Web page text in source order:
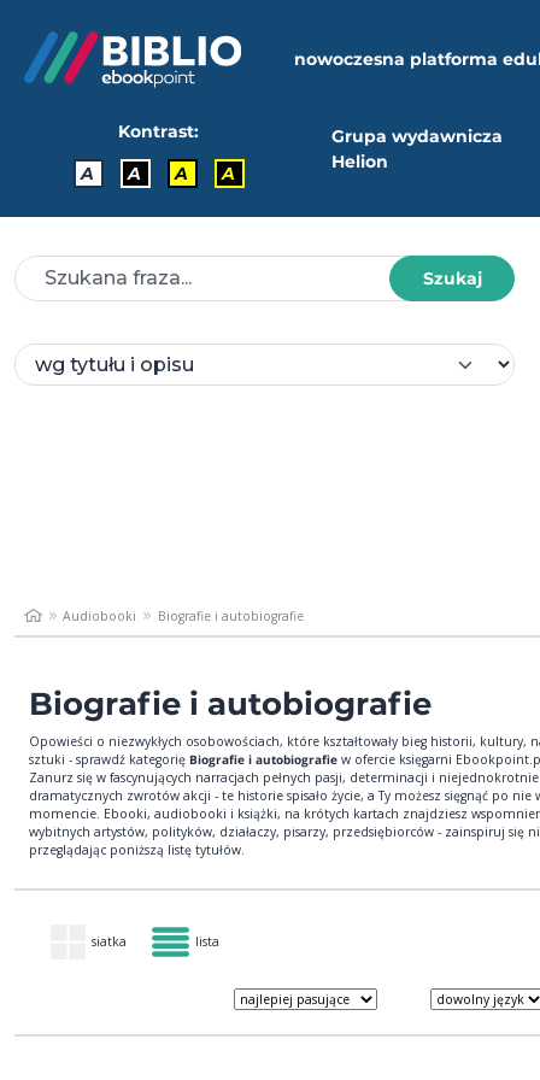
nowoczesna platforma
Kontrast:
A
A A A
Grupa wydawnicza
Helion
Szukaj
Audiobooki Biografie i autobiografie
Biografie i autobiografie
Opowieści o niezwykłych osobowościach, które kształtowały bieg historii, kultury,
sztuki - sprawdź kategorię Biografie i autobiografie w ofercie księgarni
Zanurz się w fascynujących narracjach pełnych pasji, determinacji i niejednokrotnie
dramatycznych zwrotów akcji - te historie spisało życie, a Ty możesz sięgnąć po nie
momencie. Ebooki, audiobooki i książki, na krótych kartach znajdziesz
wybitnych artystów, polityków, działaczy, pisarzy, przedsiębiorców - zainspiruj się
przeglądając poniższą listę tytułów.
siatka lista